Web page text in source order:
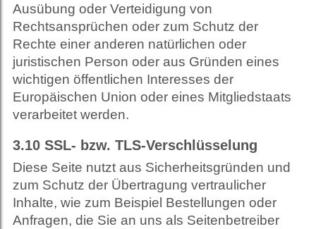
Ausübung oder Verteidigung von
Rechtsansprüchen oder zum Schutz der
Rechte einer anderen natürlichen oder
juristischen Person oder aus Gründen eines
wichtigen öffentlichen Interesses der
Europäischen Union oder eines Mitgliedstaats
verarbeitet werden.
3.10 SSL- bzw. TLS-Verschlüsselung
Diese Seite nutzt aus Sicherheitsgründen und
zum Schutz der Übertragung vertraulicher
Inhalte, wie zum Beispiel Bestellungen oder
Anfragen, die Sie an uns als Seitenbetreiber